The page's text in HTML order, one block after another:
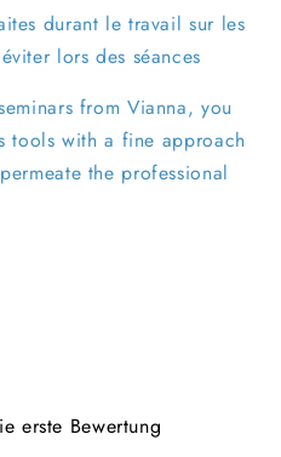
durant le travail sur les
lors des séances
from Vianna, you
tools with a fine approach
the professional
erste Bewertung